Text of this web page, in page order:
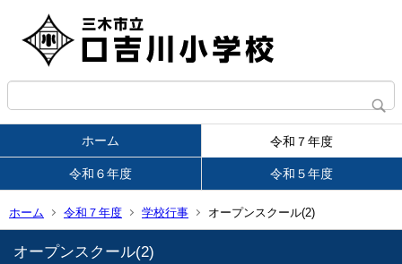
ホーム 令和７年度
令和６年度 令和５年度
ホーム 令和７年度 学校行事 オープンスクール(2)
オープンスクール(2)